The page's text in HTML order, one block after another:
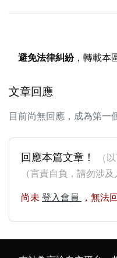
避免法律糾紛，轉載本
文章回應
目前尚無回應，成為第一
回應本篇文章！
（
（言責自負，請勿涉
尚未 登入會員 ，無法